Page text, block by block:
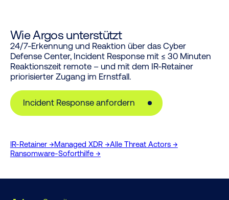
Wie Argos unterstützt
24/7-Erkennung und Reaktion über das Cyber
Defense Center, Incident Response mit ≤ 30 Minuten
Reaktionszeit remote – und mit dem IR-Retainer
priorisierter Zugang im Ernstfall.
Incident Response anfordern
IR-Retainer →Managed XDR →Alle Threat Actors →
Ransomware-Soforthilfe →